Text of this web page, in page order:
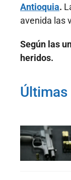
Antioquia.
avenida las
Según las
heridos.